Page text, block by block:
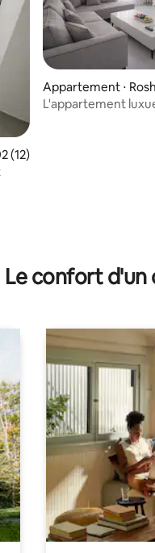
moyenne sur la base
(12)
Appartement ⋅
L'appartement
Le confort d'un